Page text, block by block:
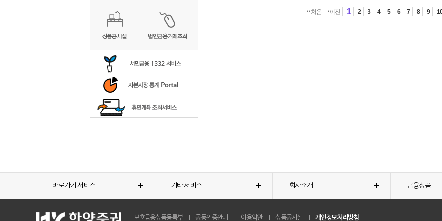
처음 이전 1 2 3 4 5 6 7 8 9 10
바로가기 서비스 기타 서비스 회사소개 금융상품
보호금융상품등록부 공동인증안내 이용약관 상품공시실 개인정보처리방침